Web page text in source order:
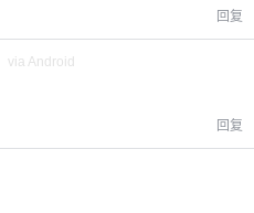
回复
via Android
回复